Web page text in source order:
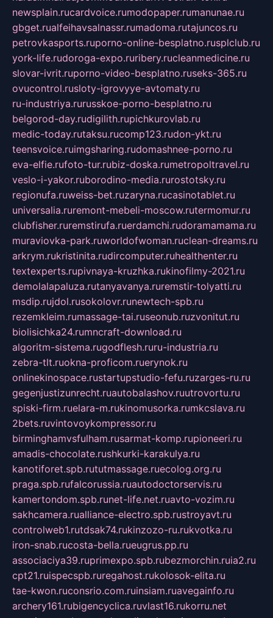
newsplain.rucardvoice.rumodopaper.rumanunae.ru
gbget.rualfeihavsalnassr.rumadoma.rutajuncos.ru
petrovkasports.ruporno-online-besplatno.rusplclub.ru
york-life.rudoroga-expo.ruribery.rucleanmedicine.ru
slovar-ivrit.ruporno-video-besplatno.ruseks-365.ru
ovucontrol.rusloty-igrovyye-avtomaty.ru
ru-industriya.rurusskoe-porno-besplatno.ru
belgorod-day.rudigilith.rupichkurovlab.ru
medic-today.rutaksu.rucomp123.rudon-ykt.ru
teensvoice.ruimgsharing.rudomashnee-porno.ru
eva-elfie.rufoto-tur.rubiz-doska.rumetropoltravel.ru
veslo-i-yakor.ruborodino-media.rurostotsky.ru
regionufa.ruweiss-bet.ruzaryna.rucasinotablet.ru
universalia.ruremont-mebeli-moscow.rutermomur.ru
clubfisher.ruremstirufa.ruerdamchi.rudoramamama.ru
muraviovka-park.ruworldofwoman.ruclean-dreams.ru
arkrym.rukristinita.rudircomputer.ruhealthenter.ru
textexperts.rupivnaya-kruzhka.rukinofilmy-2021.ru
demolalapaluza.rutanyavanya.ruremstir-tolyatti.ru
msdip.rujdol.rusokolovr.runewtech-spb.ru
rezemkleim.rumassage-tai.ruseonub.ruzvonitut.ru
biolisichka24.rumncraft-download.ru
algoritm-sistema.rugodflesh.ruru-industria.ru
zebra-tlt.ruokna-proficom.ruerynok.ru
onlinekinospace.rustartupstudio-fefu.ruzarges-ru.ru
gegenjustizunrecht.ruautobalashov.ruutrovortu.ru
spiski-firm.ruelara-m.rukinomusorka.rumkcslava.ru
2bets.ruvintovoykompressor.ru
birminghamvsfulham.rusarmat-komp.rupioneeri.ru
amadis-chocolate.rushkurki-karakulya.ru
kanotiforet.spb.rututmassage.ruecolog.org.ru
praga.spb.rufalcorussia.ruautodoctorservis.ru
kamertondom.spb.runet-life.net.ruavto-vozim.ru
sakhcamera.rualliance-electro.spb.rustroyavt.ru
controlweb1.rutdsak74.rukinzozo-ru.rukvotka.ru
iron-snab.rucosta-bella.rueugrus.pp.ru
associaciya39.ruprimexpo.spb.rubezmorchin.ruia2.ru
cpt21.ruispecspb.ruregahost.rukolosok-elita.ru
tae-kwon.ruconsrio.com.ruinsiam.ruavegainfo.ru
archery161.rubigencyclica.ruvlast16.rukorru.net